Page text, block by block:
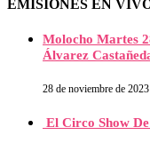
EMISIONES EN
Molocho Martes
Álvarez
28 de noviembre de 2023
El Circo Show